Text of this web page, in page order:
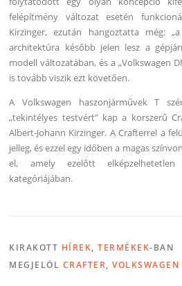
felépítmény változat esetén
Kirzinger, ezután hangoztatta még:
architektúra később jelen lesz a
modell változatában, és a „Volkswagen
is tovább viszik ezt követően.
A Volkswagen haszonjárművek T
„tekintélyes testvért” kap a korszerű
Albert-Johann Kirzinger. A Crafterrel a
jelleg, és ezzel egy időben a magas
el, amely ezelőtt
kategóriájában.
KIRAKOTT HÍREK,TERMÉKEK-BAN
MEGJELÖL CRAFTER,VOLKSWAGEN